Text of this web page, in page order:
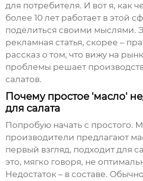
для потребителя. И вот я, как
более 10 лет работает в этой
поделиться своими мыслями.
рекламная статья, скорее –
рассказ о том, что вижу на
проблемы решает
салатов.
Почему простое 'масло'
для салата
Попробую начать с простого.
производители предлагают
первый взгляд, подходит для
это, мягко говоря, не
Недостаток – в составе.